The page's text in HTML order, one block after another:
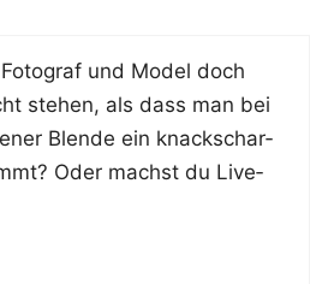
und Model doch
ste­hen, als dass man bei
Blen­de ein knack­schar­
Oder machst du Live­